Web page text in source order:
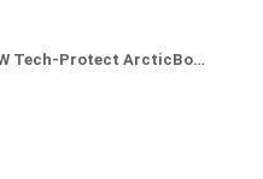
Φορτιστής Magsafe 25W Tech-Protect ArcticBoost A51 (Λευκό)